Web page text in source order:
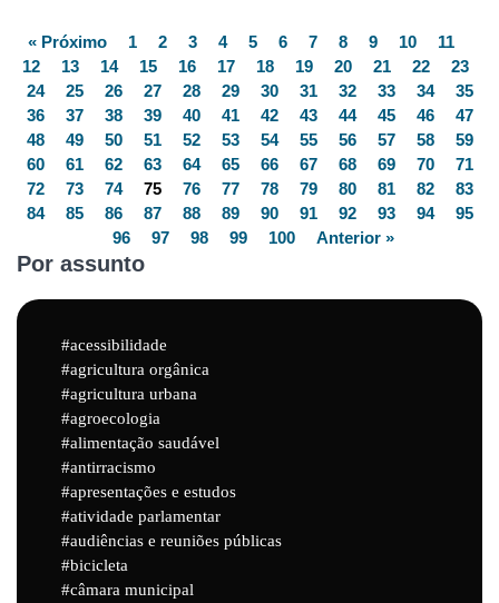
« Próximo 1 2 3 4 5 6 7 8 9 10
11
12
13 14 15 16 17 18 19 20 21 22
23
24
25 26 27 28 29 30 31 32 33 34
35
36
37 38 39 40 41 42 43 44 45 46
47
48
49 50 51 52 53 54 55 56 57 58
59
60
61 62 63 64 65 66 67 68 69 70
71
72
73 74 75 76 77 78 79 80 81 82
83
84
85 86 87 88 89 90 91 92 93 94
95
96
97 98 99 100 Anterior »
Por assunto
acessibilidade
agricultura orgânica
agricultura urbana
agroecologia
alimentação saudável
antirracismo
apresentações e estudos
atividade parlamentar
audiências e reuniões públicas
bicicleta
câmara municipal